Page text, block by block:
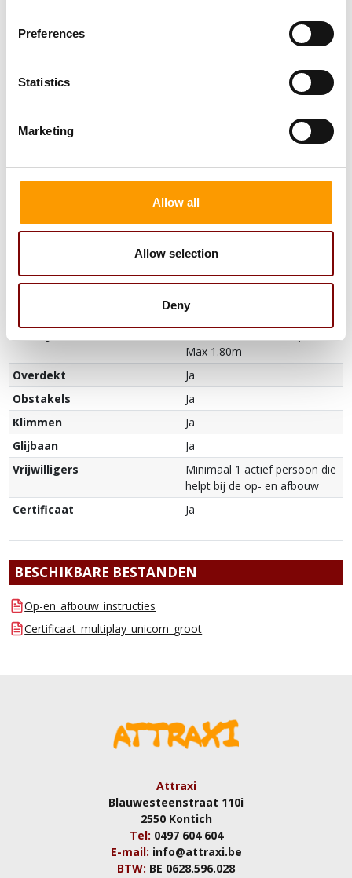
Preferences
Statistics
Marketing
Allow all
Allow selection
Deny
ondergrond: steen)
9,08
PRODUCTEIGENSCHAPPEN
Stroombehoefte
1x 1100 watt
12
Max 1.80m
Overdekt
Ja
Obstakels
Ja
Klimmen
Ja
Glijbaan
Ja
Vrijwilligers
Minimaal 1 actief persoon die
helpt bij de op- en afbouw
Certificaat
Ja
BESCHIKBARE BESTANDEN
Op-en_afbouw_instructies
Certificaat_multiplay_unicorn_groot
Attraxi
Blauwesteenstraat 110i
2550 Kontich
Tel: 0497 604 604
E-mail: info@attraxi.be
BTW: BE 0628.596.028